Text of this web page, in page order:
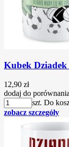
Kubek
12,90 zł
dodaj do porównania
szt. Do
zobacz szczegóły